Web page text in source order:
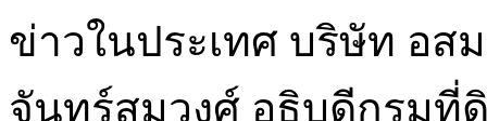
ข่าวในประเทศ บริษัท อ
จันทร์สมวงศ์ อธิบดีกรมที่